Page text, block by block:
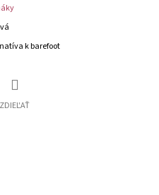
k barefoot
ZDIEĽAŤ